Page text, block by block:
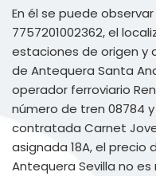
En él se puede
7757201002362, el
estaciones de origen y
de Antequera Santa
operador ferroviario
número de tren 08784
contratada Carnet
asignada 18A, el
Antequera Sevilla no